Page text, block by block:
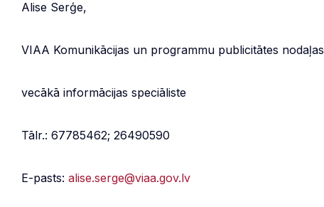
Alise Serģe,
VIAA Komunikācijas un programmu publicitātes nodaļas
vecākā informācijas speciāliste
Tālr.: 67785462; 26490590
E-pasts: alise.serge@viaa.gov.lv